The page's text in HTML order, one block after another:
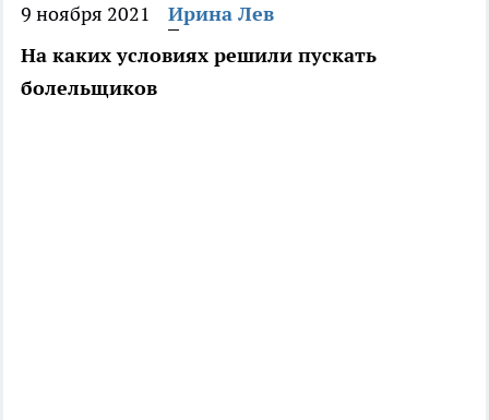
9 ноября 2021
Ирина Лев
На каких условиях решили пускать
болельщиков